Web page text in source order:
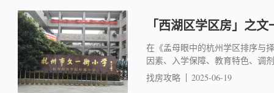
「西湖区学区房」之
在《孟母眼中的杭州学区排序与
因素、入学保障、教育特色、调
找房攻略
2025-06-19